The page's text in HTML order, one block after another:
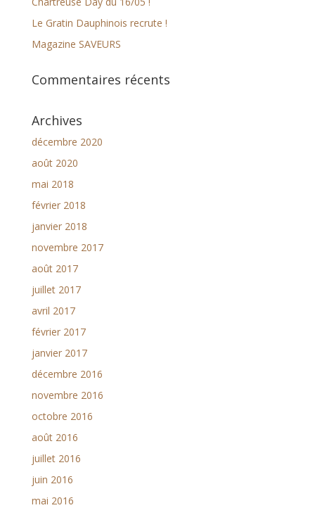
Le Gratin Dauphinois recrute !
Magazine SAVEURS
Commentaires récents
Archives
décembre 2020
août 2020
mai 2018
février 2018
janvier 2018
novembre 2017
août 2017
juillet 2017
avril 2017
février 2017
janvier 2017
décembre 2016
novembre 2016
octobre 2016
août 2016
juillet 2016
juin 2016
mai 2016